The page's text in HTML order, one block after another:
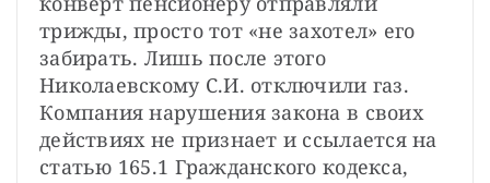
трижды, просто тот «не захотел» его
забирать. Лишь после этого
Николаевскому С.И. отключили газ.
Компания нарушения закона в своих
действиях не признает и ссылается на
статью 165.1 Гражданского кодекса,